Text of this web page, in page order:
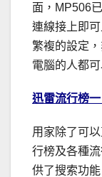
面，MP506
連線接上即
繁複的設定
電腦的人都
迅雷流行榜
用家除了可
行榜及各種
供了搜索功